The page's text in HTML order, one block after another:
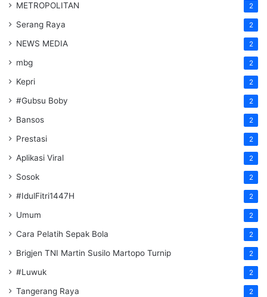
METROPOLITAN 2
Serang Raya 2
NEWS MEDIA 2
mbg 2
Kepri 2
#Gubsu Boby 2
Bansos 2
Prestasi 2
Aplikasi Viral 2
Sosok 2
#IdulFitri1447H 2
Umum 2
Cara Pelatih Sepak Bola 2
Brigjen TNI Martin Susilo Martopo Turnip 2
#Luwuk 2
Tangerang Raya 2